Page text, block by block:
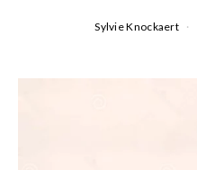
Sylvie Knockaert